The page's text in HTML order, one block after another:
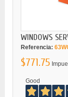
WINDOWS
Referencia:
$771.75
Good